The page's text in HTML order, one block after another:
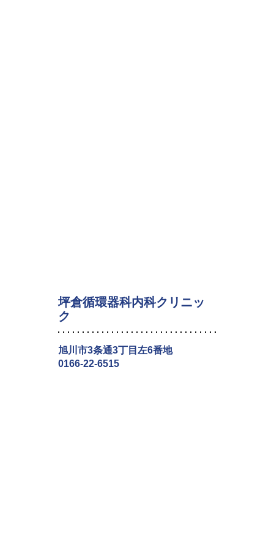
坪倉循環器科内科クリニッ
ク
旭川市3条通3丁目左6番地
0166-22-6515